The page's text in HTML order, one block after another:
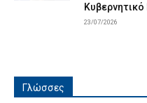
23/07/2026
Γλώσσες